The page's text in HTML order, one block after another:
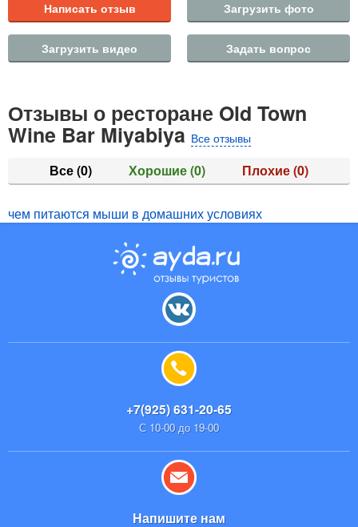
Написать отзыв Загрузить фото
Загрузить видео Задать вопрос
Отзывы о ресторане Old Town
Wine Bar Miyabiya Все отзывы
Все(0) Хорошие(0) Плохие(0)
чем питаются мыши в домашних условиях
+7(925) 631-20-65
С 10-00 до 19-00
Напишите нам